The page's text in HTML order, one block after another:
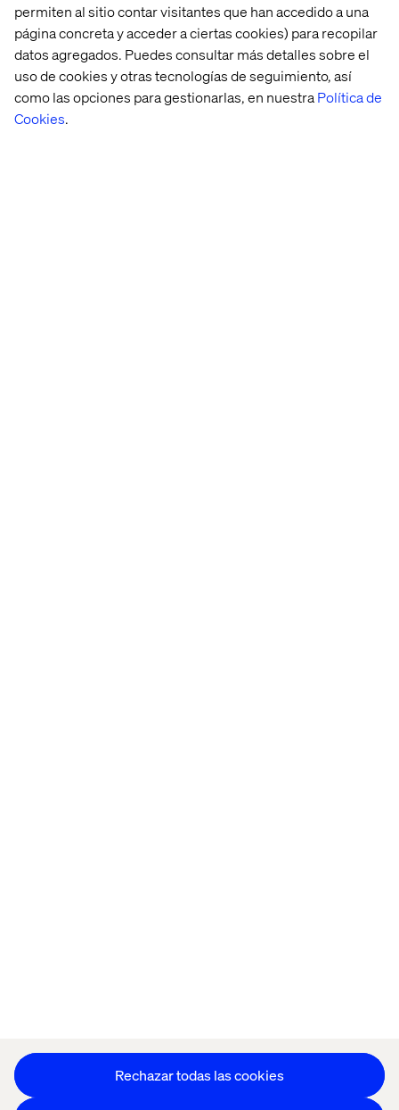
permiten al sitio contar visitantes que han accedido a una
página concreta y acceder a ciertas cookies) para recopilar
datos agregados. Puedes consultar más detalles sobre el
uso de cookies y otras tecnologías de seguimiento, así
como las opciones para gestionarlas, en nuestraPolítica de
Cookies.
Rechazar todas las cookies
El estudio se basa en una encuesta global online a 1.003
consumidores realizada en diciembre de 2025. Todos los
participantes habían realizado compras online o utilizado
servicios de atención digital en los 90 días previos. La
muestra incluye Europa (60 %), Estados Unidos (30 %) y
Asia-Pacífico (10 %), con una fuerte representación de